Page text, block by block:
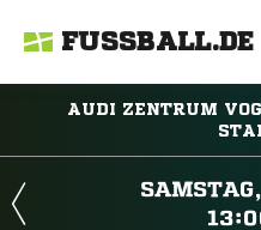
FUSSBALL.DE
AUDI ZENTRUM
